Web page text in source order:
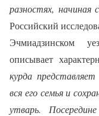
разностях, начиная
Российский
Эчмиадзинском
описывает
курда
вся его семья и
утварь.